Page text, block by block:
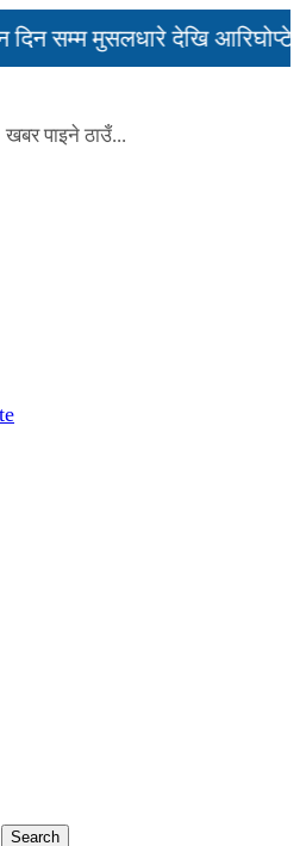
सम्म मुसलधारे देखि आरिघोप्टे
खबर पाइने ठाउँ...